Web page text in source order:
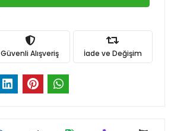
Güvenli Alışveriş İade ve Değişim